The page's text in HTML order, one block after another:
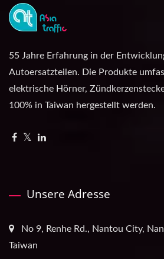
55 Jahre Erfahrung in der
Autoersatzteilen. Die Produkte
elektrische Hörner,
100% in Taiwan hergestellt werden.
Unsere Adresse
No 9, Renhe Rd., Nantou City,
Taiwan